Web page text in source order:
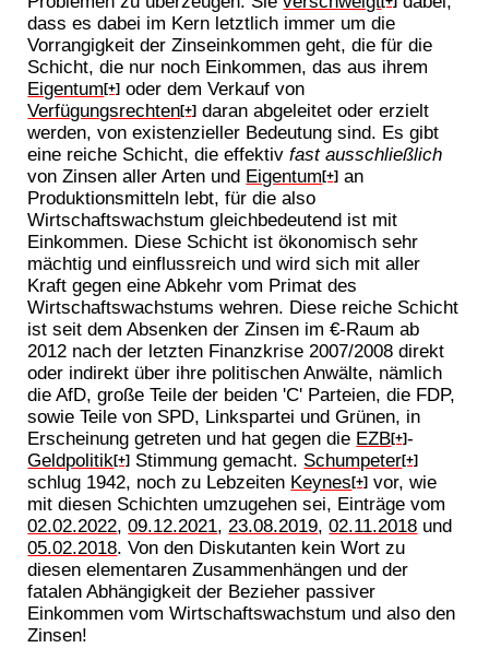
dass es dabei im Kern letztlich immer um die
Vorrangigkeit der Zinseinkommen geht, die für die
Schicht, die nur noch Einkommen, das aus ihrem
Eigentum[+] oder dem Verkauf von
Verfügungsrechten[+] daran abgeleitet oder erzielt
werden, von existenzieller Bedeutung sind. Es gibt
eine reiche Schicht, die effektivfast ausschließlich
von Zinsen aller Arten und Eigentum[+] an
Produktionsmitteln lebt, für die also
Wirtschaftswachstum gleichbedeutend ist mit
Einkommen. Diese Schicht ist ökonomisch sehr
mächtig und einflussreich und wird sich mit aller
Kraft gegen eine Abkehr vom Primat des
Wirtschaftswachstums wehren. Diese reiche Schicht
ist seit dem Absenken der Zinsen im €-Raum ab
2012 nach der letzten Finanzkrise 2007/2008 direkt
oder indirekt über ihre politischen Anwälte, nämlich
die AfD, große Teile der beiden 'C' Parteien, die FDP,
sowie Teile von SPD, Linkspartei und Grünen, in
Erscheinung getreten und hat gegen die EZB[+]-
Geldpolitik[+] Stimmung gemacht. Schumpeter[+]
schlug 1942, noch zu Lebzeiten Keynes[+] vor, wie
mit diesen Schichten umzugehen sei, Einträge vom
02.02.2022,09.12.2021,23.08.2019,02.11.2018 und
05.02.2018. Von den Diskutanten kein Wort zu
diesen elementaren Zusammenhängen und der
fatalen Abhängigkeit der Bezieher passiver
Einkommen vom Wirtschaftswachstum und also den
Zinsen!